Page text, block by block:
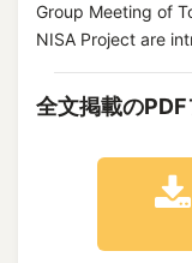
Group Meeting of
NISA Project are
全文掲載の